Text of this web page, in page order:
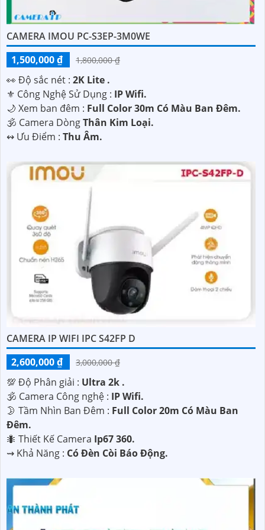
Hy vọng những thông tin trên giúp bạn tìm được lựa chọn
hoàn hảo cho Camera Wifi Imou giá rẻ.
CAMERA IMOU PC-S3EP-3M0WE
1,500,000 ₫
1,800,000 ₫
️👀 Độ sắc nét : 2K Lite .
⚜️ Công Nghệ Sử Dụng : IP Wifi.
🌙 Xem ban đêm : Full Color 30m Có Màu Ban Đêm.
🕉️ Camera DòngThân Kim Loại.
️↭ Ưu Điểm : Thu Âm.
CAMERA IP WIFI IPC S42FP D
2,600,000 ₫
3,000,000 ₫
💯 Độ Phân giải : Ultra 2k .
🕉️ Camera Công nghệ : IP Wifi.
🌛 Tầm Nhìn Ban Đêm : Full Color 20m Có Màu Ban
Đêm.
🐜 Thiết Kế Camera Ip67 360.
️⇝ Khả Năng : Có Đèn Còi Báo Động.